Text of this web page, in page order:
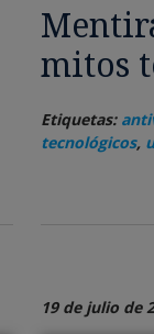
mitos
Etiquetas:
tecnológicos,
19 de julio de